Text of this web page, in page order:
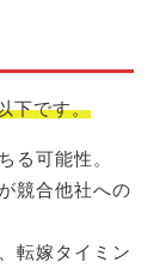
下です。
る可能性。
競合他社への
転嫁タイミン